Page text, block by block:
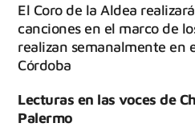
El Coro de la Aldea
canciones en el marco de
realizan semanalmente en
Córdoba
Lecturas en las voces de
Palermo